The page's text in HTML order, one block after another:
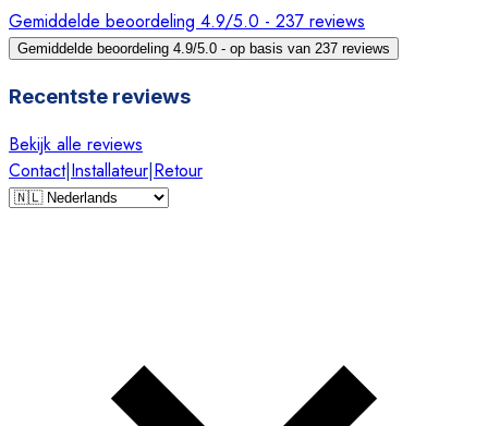
Gemiddelde beoordeling 4.9/5.0 - 237 reviews
Gemiddelde beoordeling 4.9/5.0 - op basis van 237 reviews
Recentste reviews
Bekijk alle reviews
Contact|Installateur|Retour